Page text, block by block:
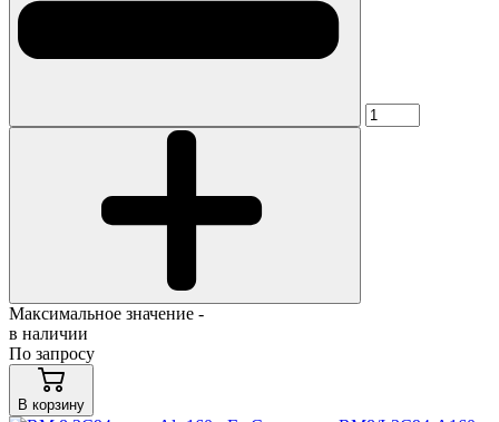
Максимальное значение -
в наличии
По запросу
В корзину